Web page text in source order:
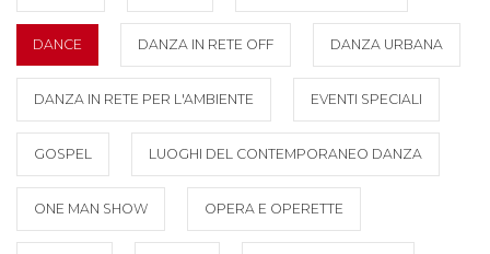
DANCE DANZA IN RETE OFF DANZA URBANA
DANZA IN RETE PER L'AMBIENTE EVENTI SPECIALI
GOSPEL LUOGHI DEL CONTEMPORANEO DANZA
ONE MAN SHOW OPERA E OPERETTE